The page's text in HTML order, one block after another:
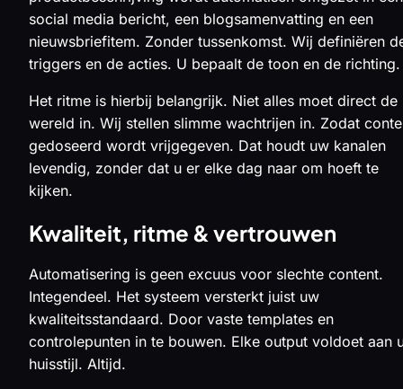
social media bericht, een blogsamenvatting en een
nieuwsbriefitem. Zonder tussenkomst. Wij definiëren
triggers en de acties. U bepaalt de toon en de richting.
Het ritme is hierbij belangrijk. Niet alles moet direct de
wereld in. Wij stellen slimme wachtrijen in. Zodat
gedoseerd wordt vrijgegeven. Dat houdt uw kanalen
levendig, zonder dat u er elke dag naar om hoeft te
kijken.
Kwaliteit, ritme & vertrouwen
Automatisering is geen excuus voor slechte content.
Integendeel. Het systeem versterkt juist uw
kwaliteitsstandaard. Door vaste templates en
controlepunten in te bouwen. Elke output voldoet aan
huisstijl. Altijd.